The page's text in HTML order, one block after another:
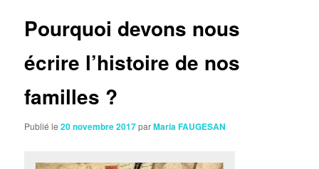
Pourquoi devons nous
écrire l’histoire de nos
familles ?
Publié le20 novembre 2017parMaria FAUGESAN